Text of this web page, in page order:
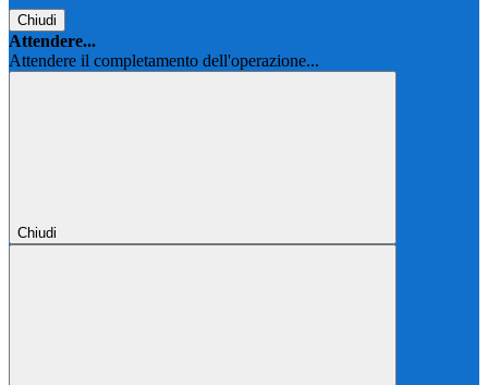
Chiudi
Attendere...
Attendere il completamento dell'operazione...
Chiudi